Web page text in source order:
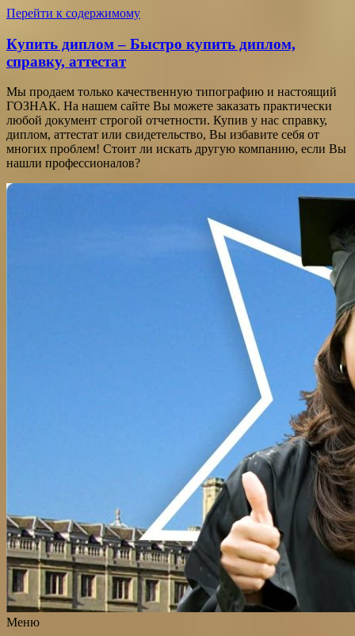
Перейти к содержимому
Купить диплом – Быстро купить диплом,
справку, аттестат
Мы продаем только качественную типографию и настоящий
ГОЗНАК. На нашем сайте Вы можете заказать практически
любой документ строгой отчетности. Купив у нас справку,
диплом, аттестат или свидетельство, Вы избавите себя от
многих проблем! Стоит ли искать другую компанию, если Вы
нашли профессионалов?
Меню